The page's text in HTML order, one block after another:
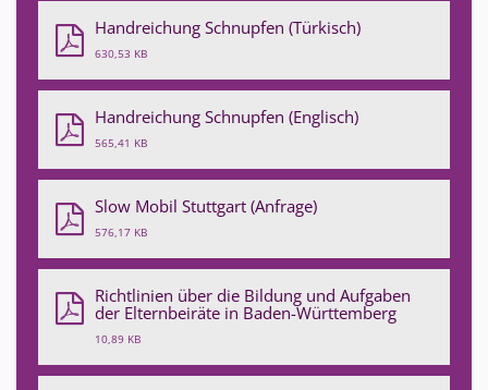
Handreichung Schnupfen (Türkisch)
630,53 KB
Handreichung Schnupfen (Englisch)
565,41 KB
Slow Mobil Stuttgart (Anfrage)
576,17 KB
Richtlinien über die Bildung und Aufgaben
der Elternbeiräte in Baden-Württemberg
10,89 KB